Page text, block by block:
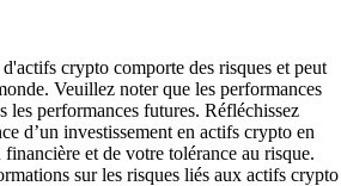
crypto comporte des risques et peut
Veuillez noter que les performances
les performances futures. Réfléchissez
d’un investissement en actifs crypto en
et de votre tolérance au risque.
sur les risques liés aux actifs crypto